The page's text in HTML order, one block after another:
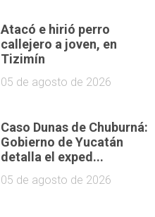
Atacó e hirió perro
callejero a joven, en
Tizimín
05 de agosto de 2026
Caso Dunas de Chuburná:
Gobierno de Yucatán
detalla el exped...
05 de agosto de 2026